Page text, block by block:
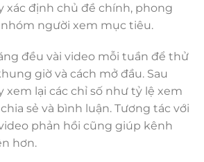
xác định chủ đề chính, phong
người xem mục tiêu.
đều vài video mỗi tuần để thử
giờ và cách mở đầu. Sau
xem lại các chỉ số như tỷ lệ xem
sẻ và bình luận. Tương tác với
phản hồi cũng giúp kênh
hơn.